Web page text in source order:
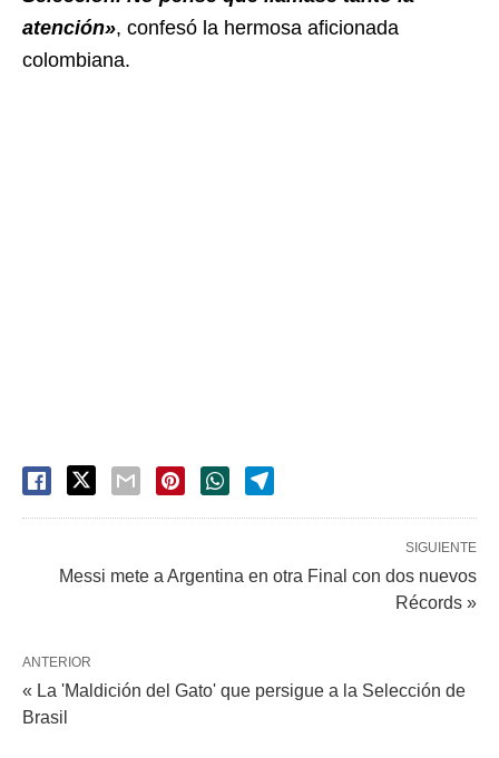
atención», confesó la hermosa aficionada
colombiana.
SIGUIENTE
Messi mete a Argentina en otra Final con dos nuevos
Récords »
ANTERIOR
« La 'Maldición del Gato' que persigue a la Selección de
Brasil